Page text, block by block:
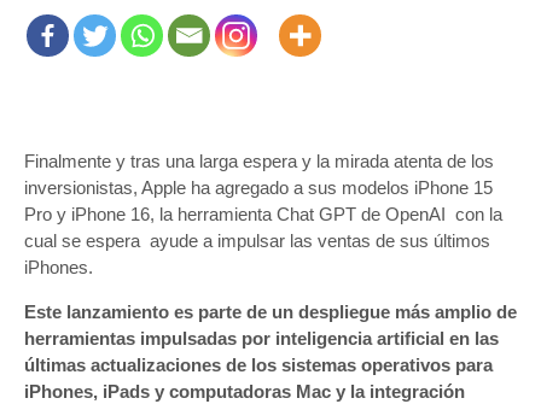
Finalmente y tras una larga espera y la mirada atenta de los
inversionistas, Apple ha agregado a sus modelos iPhone 15
Pro y iPhone 16, la herramienta Chat GPT de OpenAI con la
cual se espera ayude a impulsar las ventas de sus últimos
iPhones.
Este lanzamiento es parte de un despliegue más amplio de
herramientas impulsadas por inteligencia artificial en las
últimas actualizaciones de los sistemas operativos para
iPhones, iPads y computadoras Mac y la integración